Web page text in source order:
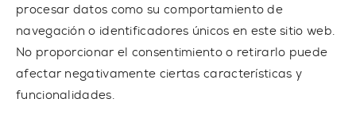
procesar datos como su comportamiento de
navegación o identificadores únicos en este sitio web.
No proporcionar el consentimiento o retirarlo puede
afectar negativamente ciertas características y
funcionalidades.